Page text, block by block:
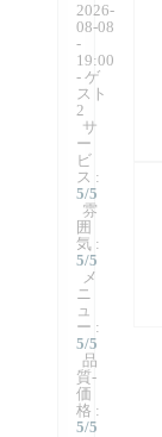
2026-
08-08
-
19:00
- ゲ
スト
2
サ
ー
ビ
ス :
5/5
雰
囲
気 :
5/5
メ
ニ
ュ
ー :
5/5
品
質-
価
格 :
5/5